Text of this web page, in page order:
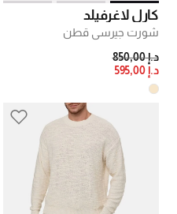
كارل لاغرفيلد
شورت جيرسي قطن
PRICE REDUCED FROM
د.إ 850,00
TO
د.إ 595,00